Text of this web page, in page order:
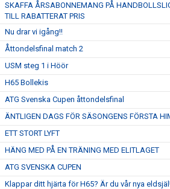
SKAFFA ÅRSABONNEMANG PÅ
TILL RABATTERAT PRIS
Nu drar vi igång!!
Åttondelsfinal match 2
USM steg 1 i Höör
H65 Bollekis
ATG Svenska Cupen åttondelsfinal
ÄNTLIGEN DAGS FÖR SÄSONGENS FÖRSTA
ETT STORT LYFT
HÄNG MED PÅ EN TRÄNING MED ELITLAGET
ATG SVENSKA CUPEN
Klappar ditt hjärta för H65? Är du vår nya